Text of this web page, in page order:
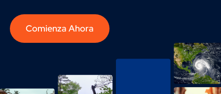
Comienza Ahora